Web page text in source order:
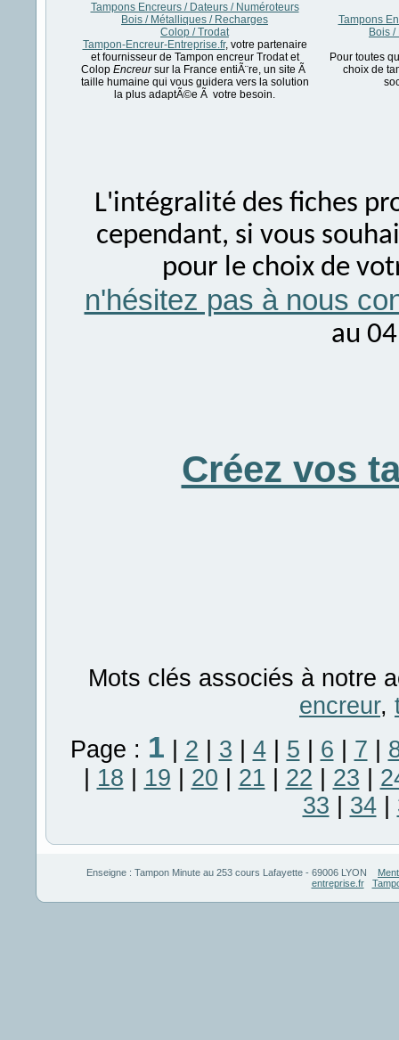
Tampons Encreurs / Dateurs / Numéroteurs
Bois / Métalliques / Recharges
Colop / Trodat
Tampon-Encreur-Entreprise.fr, votre partenaire
et fournisseur de Tampon encreur Trodat et
Colop Encreursur la France entiÃ¨re, un site Ã
taille humaine qui vous guidera vers la solution
la plus adaptÃ©e Ã votre besoin.
Tampons
Bois
Pour toutes
choix de
L'intégralité des fiches
cependant, si vous
pour le choix de
n'hésitez pas à nous
au
Créez vos
Mots clés associés à notre
encreur,
Page : 1 2 3 4| 5 6 7
18 19 20 21 22 23
33
34|
Enseigne : Tampon Minute au 253 cours Lafayette - 69006 LYON
entreprise.fr